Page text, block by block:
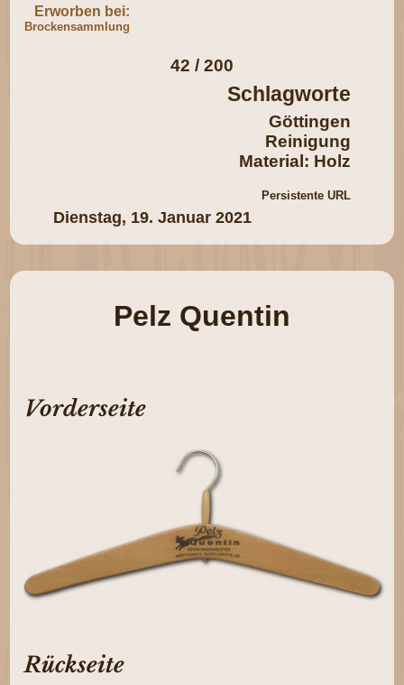
Erworben bei:
Brockensammlung
Dienstag, 19. Januar 2021
42 / 200
Schlagworte
Göttingen
Reinigung
Material: Holz
Persistente URL
Pelz Quentin
Vorderseite
Rückseite